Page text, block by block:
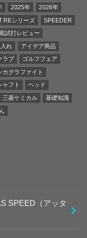
2025年
2026年
REシリーズ
SPEEDER
試打レビュー
れ
アイデア商品
ラブ
ゴルフフェア
カグラファイト
ャフト
ヘッド
三菱ケミカル
基礎知識
SPEED（アッタ